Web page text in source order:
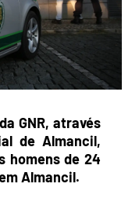
GNR, através
de Almancil,
homens de 24
Almancil.